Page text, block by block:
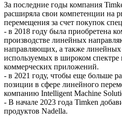
За последние годы компания
расширяла свои компетенции на
перемещения за счет покупок
- в 2018 году была приобретена
производстве линейных
направляющих, а также линейных
используемых в широком
коммерческих приложений.
- в 2021 году, чтобы еще больше
позиции в сфере линейного
компанию Intelligent Machine
- В начале 2023 года Timken
продуктов Nadella.